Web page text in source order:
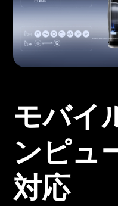
モバイ
ンピュ
対応